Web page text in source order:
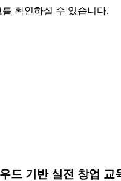
확인하실 수 있습니다.
드 기반 실전 창업 교